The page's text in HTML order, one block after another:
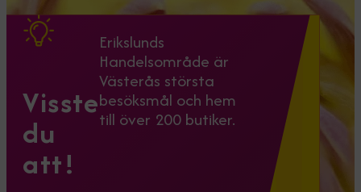
Visste
du
att!
Erikslunds
Handelsområde är
Västerås största
besöksmål och hem
till över 200 butiker.